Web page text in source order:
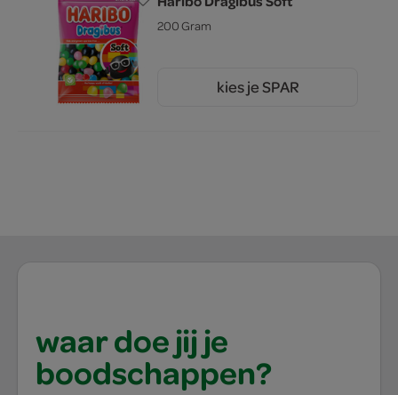
200 Gram
kies je SPAR
waar doe jij je
boodschappen?